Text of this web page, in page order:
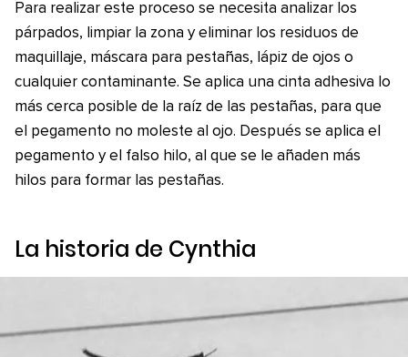
Para realizar este proceso se necesita analizar los
párpados, limpiar la zona y eliminar los residuos de
maquillaje, máscara para pestañas, lápiz de ojos o
cualquier contaminante. Se aplica una cinta adhesiva lo
más cerca posible de la raíz de las pestañas, para que
el pegamento no moleste al ojo. Después se aplica el
pegamento y el falso hilo, al que se le añaden más
hilos para formar las pestañas.
La historia de Cynthia